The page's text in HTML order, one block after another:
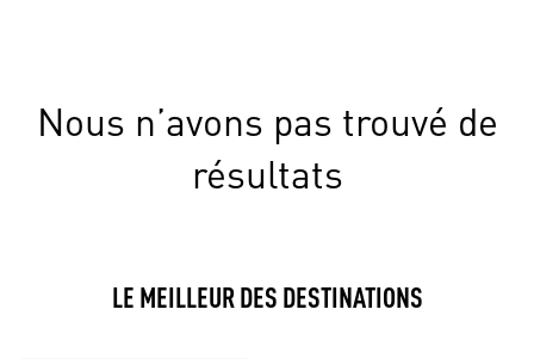
Nous n’avons pas trouvé de
résultats
LE MEILLEUR DES DESTINATIONS